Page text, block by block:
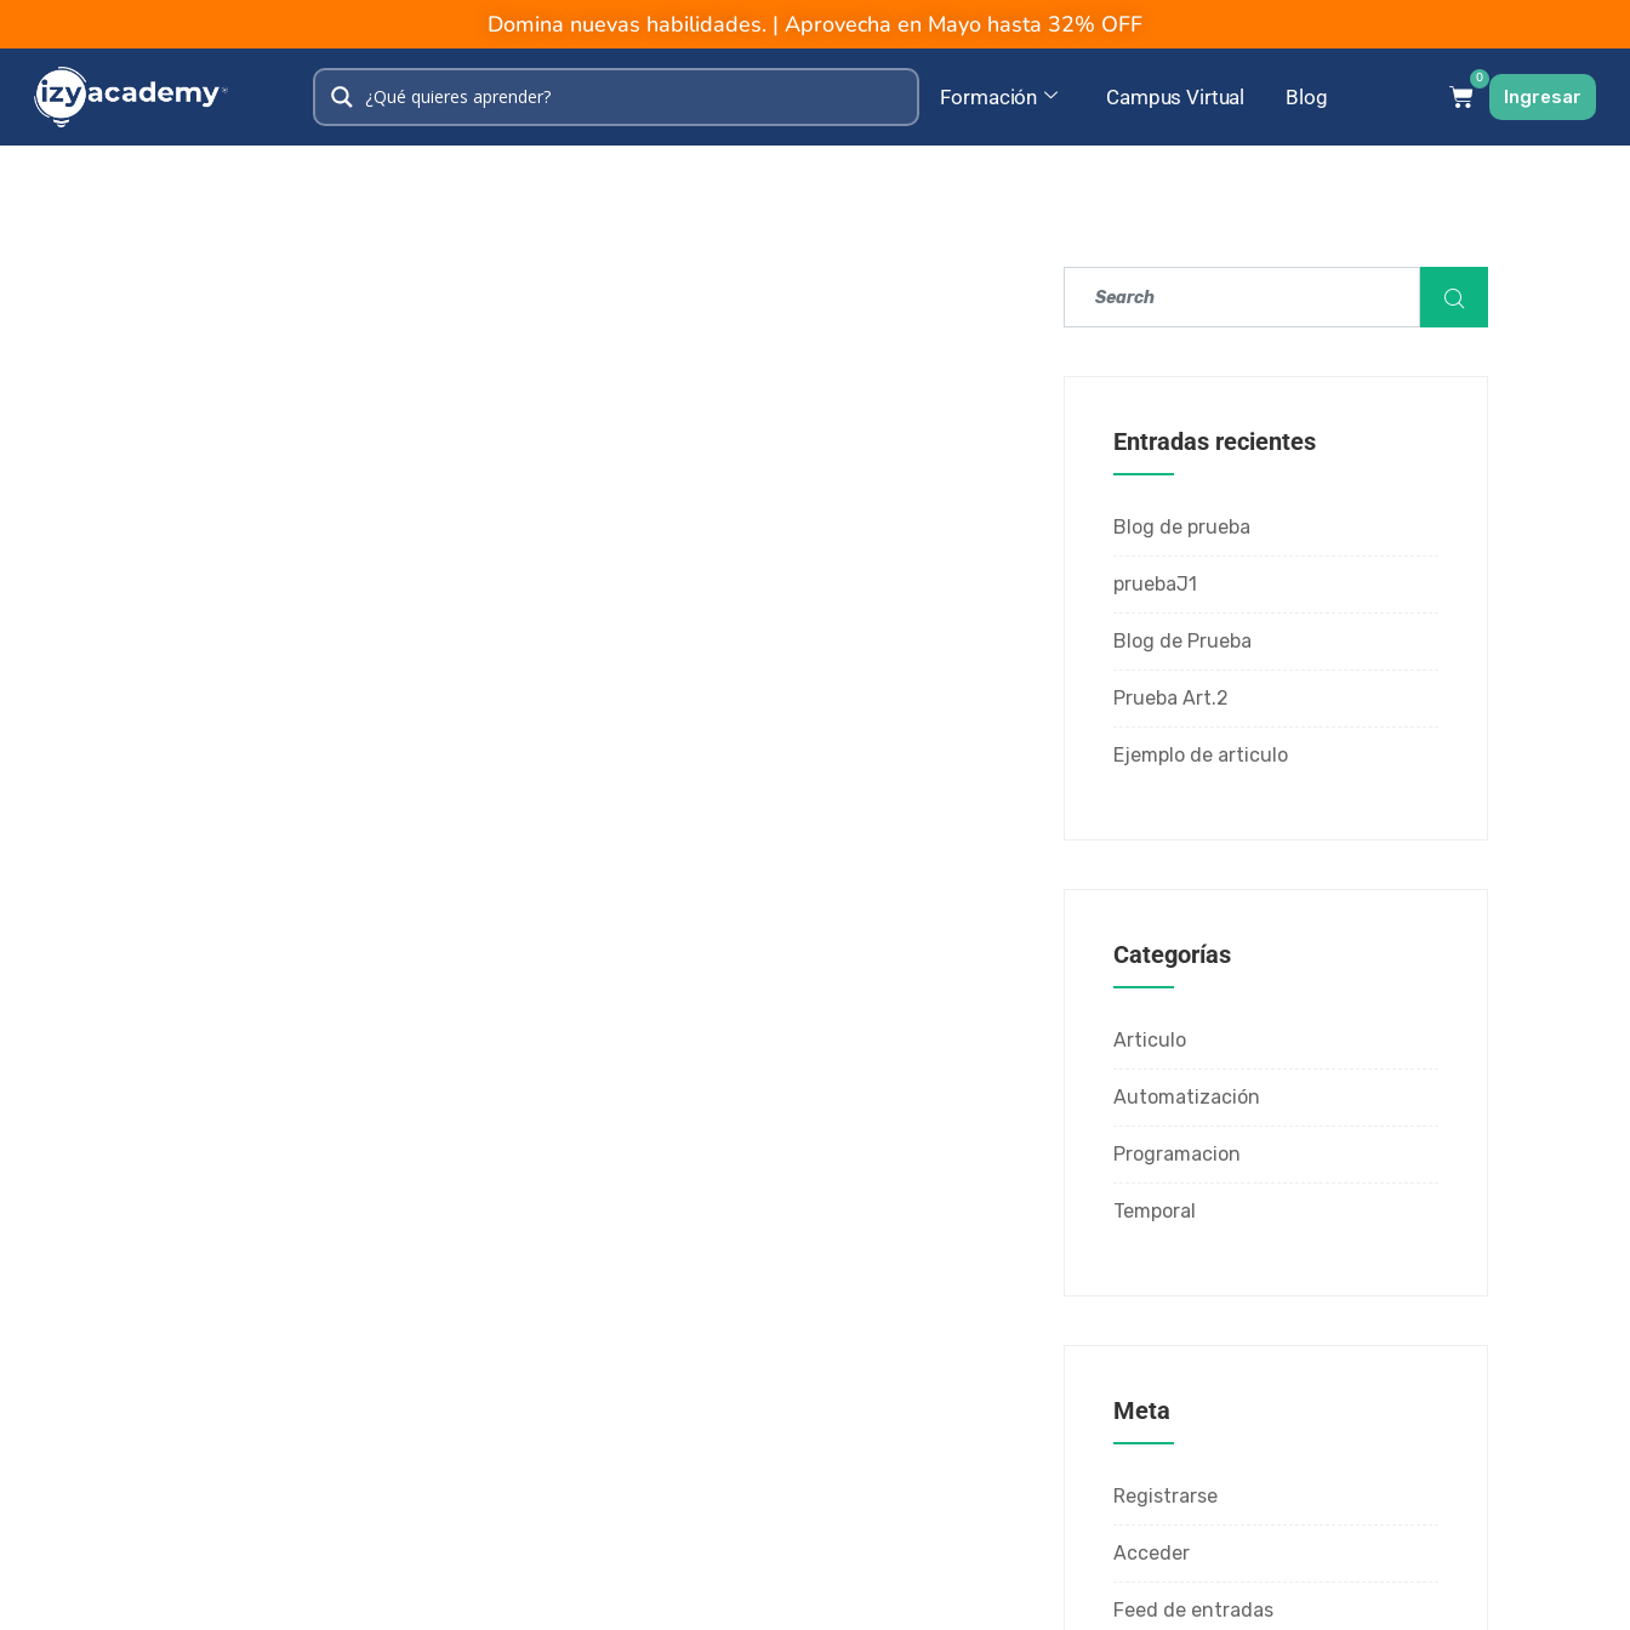
Domina nuevas habilidades. | Aprovecha en Mayo hasta 32% OFF
Formación Campus Virtual Blog
0
Ingresar
Entradas recientes
Blog de prueba
pruebaJ1
Blog de Prueba
Prueba Art.2
Ejemplo de articulo
Categorías
Articulo
Automatización
Programacion
Temporal
Meta
Registrarse
Acceder
Feed de entradas